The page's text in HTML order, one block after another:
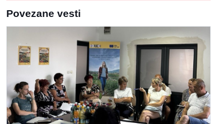
Povezane vesti